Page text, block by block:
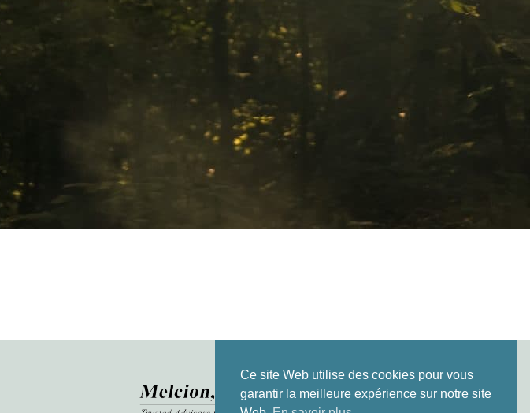
Ce site Web utilise des cookies pour vous
garantir la meilleure expérience sur notre site